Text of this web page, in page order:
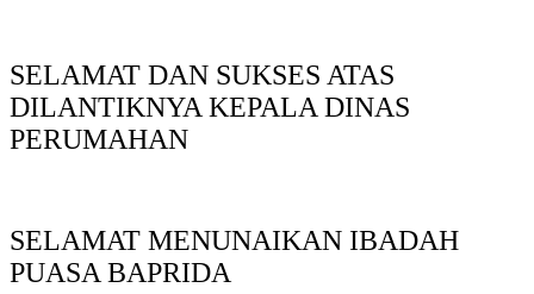
SELAMAT DAN SUKSES ATAS
DILANTIKNYA KEPALA DINAS
PERUMAHAN
SELAMAT MENUNAIKAN IBADAH
PUASA BAPRIDA